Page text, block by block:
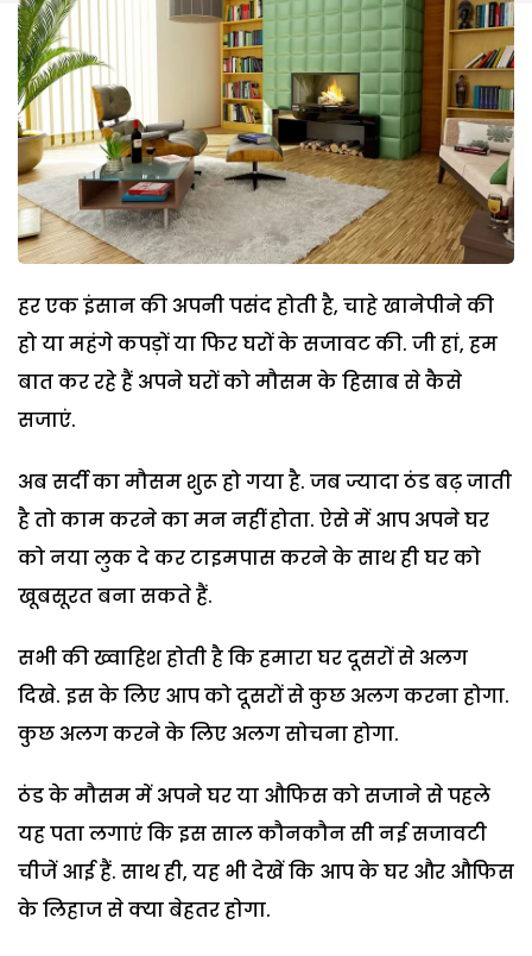
हर एक इंसान की अपनी पसंद होती है, चाहे खानेपीने की
हो या महंगे कपड़ों या फिर घरों के सजावट की. जी हां, हम
बात कर रहे हैं अपने घरों को मौसम के हिसाब से कैसे
सजाएं.
अब सर्दी का मौसम शुरू हो गया है. जब ज्यादा ठंड बढ़ जाती
है तो काम करने का मन नहीं होता. ऐसे में आप अपने घर
को नया लुक दे कर टाइमपास करने के साथ ही घर को
खूबसूरत बना सकते हैं.
सभी की ख्वाहिश होती है कि हमारा घर दूसरों से अलग
दिखे. इस के लिए आप को दूसरों से कुछ अलग करना होगा.
कुछ अलग करने के लिए अलग सोचना होगा.
ठंड के मौसम में अपने घर या औफिस को सजाने से पहले
यह पता लगाएं कि इस साल कौनकौन सी नई सजावटी
चीजें आई हैं. साथ ही, यह भी देखें कि आप के घर और औफिस
के लिहाज से क्या बेहतर होगा.